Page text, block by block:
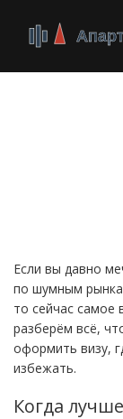
Если вы давно
по шумным
то сейчас самое
разберём всё,
оформить визу,
избежать.
Когда